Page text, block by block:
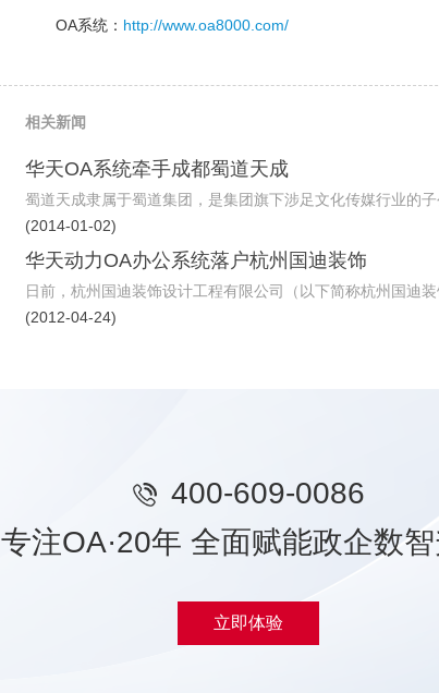
OA系统： http://www.oa8000.com/
相关新闻
华天OA系统牵手成都蜀道天成
蜀道天成隶属于蜀道集团，是集团旗下涉足文化传媒行业的子
(2014-01-02)
华天动力OA办公系统落户杭州国迪装饰
日前，杭州国迪装饰设计工程有限公司（以下简称杭州国迪装
(2012-04-24)
400-609-0086
专注OA·20年 全面赋能政企数
立即体验